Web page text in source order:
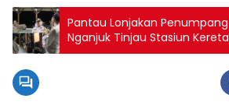
Pantau Lonjakan
Nganjuk Tinjau Stasiun